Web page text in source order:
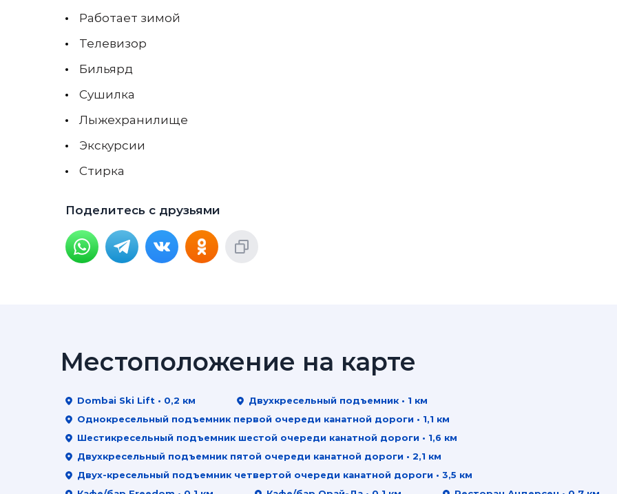
Работает зимой
Телевизор
Бильярд
Сушилка
Лыжехранилище
Экскурсии
Стирка
Поделитесь с друзьями
Местоположение на карте
Dombai Ski Lift • 0,2 км
Двухкресельный подъемник • 1 км
Однокресельный подъемник первой очереди канатной дороги • 1,1 км
Шестикресельный подъемник шестой очереди канатной дороги • 1,6 км
Двухкресельный подъемник пятой очереди канатной дороги • 2,1 км
Двух-кресельный подъемник четвертой очереди канатной дороги • 3,5 км